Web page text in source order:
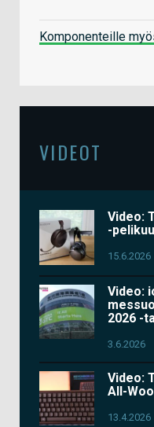
Komponenteille
VIDEOT
Video:
-
15.6.2026
Video:
2026 -
3.6.2026
Video:
All-
13.4.2026